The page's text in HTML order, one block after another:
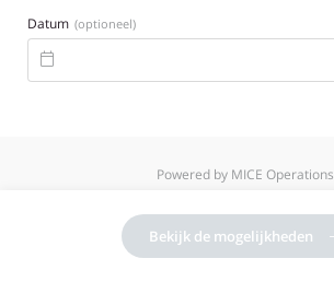
Datum (optioneel)

Powered by MICE Operations
Bekijk de mogelijkheden